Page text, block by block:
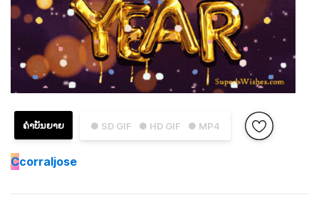
● SD GIF ● HD GIF ● MP4
ຄຳບັນຍາຍ
Ccorraljose